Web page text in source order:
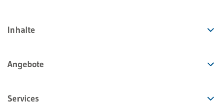
Inhalte
Angebote
Services